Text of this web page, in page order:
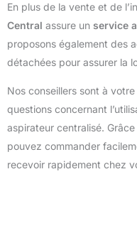
En plus de la vente et de
Central assure un service
proposons également des
détachées pour assurer la
Nos conseillers sont à
questions concernant
aspirateur centralisé.
pouvez commander
recevoir rapidement chez